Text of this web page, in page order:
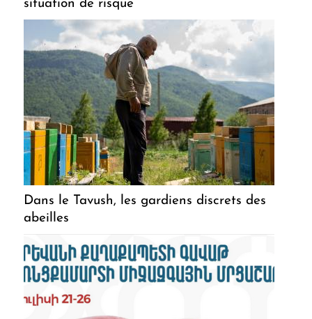
situation de risque
Dans le Tavush, les gardiens discrets des
abeilles